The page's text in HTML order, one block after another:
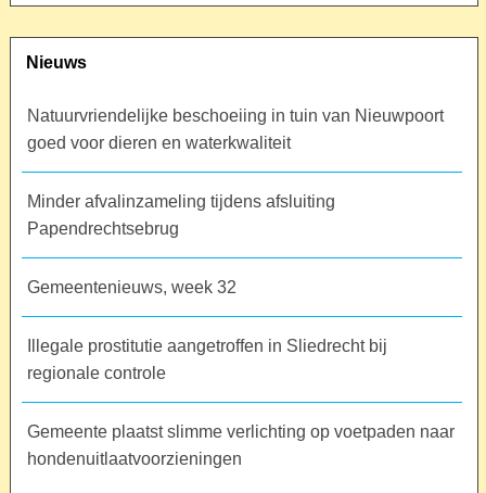
Nieuws
Natuurvriendelijke beschoeiing in tuin van Nieuwpoort
goed voor dieren en waterkwaliteit
Minder afvalinzameling tijdens afsluiting
Papendrechtsebrug
Gemeentenieuws, week 32
Illegale prostitutie aangetroffen in Sliedrecht bij
regionale controle
Gemeente plaatst slimme verlichting op voetpaden naar
hondenuitlaatvoorzieningen